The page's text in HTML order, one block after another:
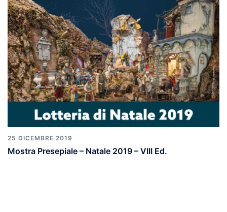
25 DICEMBRE 2019
Mostra Presepiale – Natale 2019 – VIII Ed.